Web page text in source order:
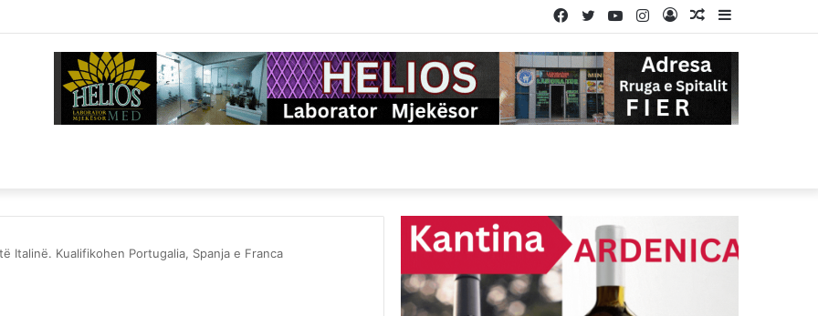
Sidebar
Random
Log
Instagram
YouTube
Twitter
Facebook
Italinë. Kualifikohen Portugalia, Spanja e Franca